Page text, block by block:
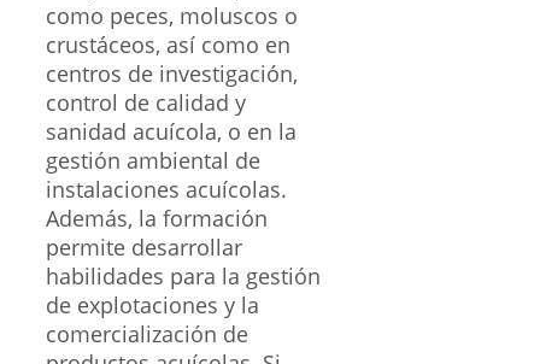
como peces, moluscos o
crustáceos, así como en
centros de investigación,
control de calidad y
sanidad acuícola, o en la
gestión ambiental de
instalaciones acuícolas.
Además, la formación
permite desarrollar
habilidades para la gestión
de explotaciones y la
comercialización de